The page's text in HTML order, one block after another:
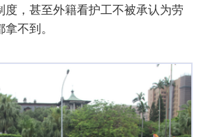
度，甚至外籍看护工不被承认为劳
不到。